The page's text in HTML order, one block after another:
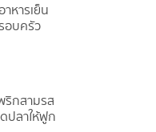
หารเย็น
อบครัว
ริกสามรส
ปลาให้ฟูก